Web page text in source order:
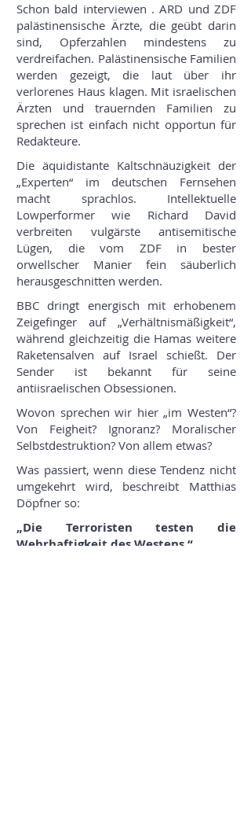
Schon bald interviewen . ARD und ZDF
palästinensische Ärzte, die geübt darin
sind, Opferzahlen mindestens zu
verdreifachen. Palästinensische Familien
werden gezeigt, die laut über ihr
verlorenes Haus klagen. Mit israelischen
Ärzten und trauernden Familien zu
sprechen ist einfach nicht opportun für
Redakteure.
Die äquidistante Kaltschnäuzigkeit der
„Experten“ im deutschen Fernsehen
macht sprachlos. Intellektuelle
Lowperformer wie Richard David
verbreiten vulgärste antisemitische
Lügen, die vom ZDF in bester
orwellscher Manier fein säuberlich
herausgeschnitten werden.
BBC dringt energisch mit erhobenem
Zeigefinger auf „Verhältnismäßigkeit“,
während gleichzeitig die Hamas weitere
Raketensalven auf Israel schießt. Der
Sender ist bekannt für seine
antiisraelischen Obsessionen.
Wovon sprechen wir hier „im Westen“?
Von Feigheit? Ignoranz? Moralischer
Selbstdestruktion? Von allem etwas?
Was passiert, wenn diese Tendenz nicht
umgekehrt wird, beschreibt Matthias
Döpfner so:
„Die Terroristen testen die
Wehrhaftigkeit des Westens.“